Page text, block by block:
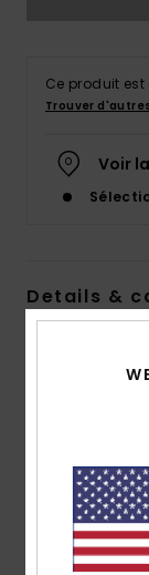
Ce produit
Trouver
Voir
Details &
Bride :
Logotage
Semelle
antidérapante